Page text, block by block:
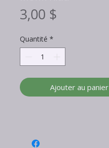
3,00 $
Quantité *
Ajouter au panier